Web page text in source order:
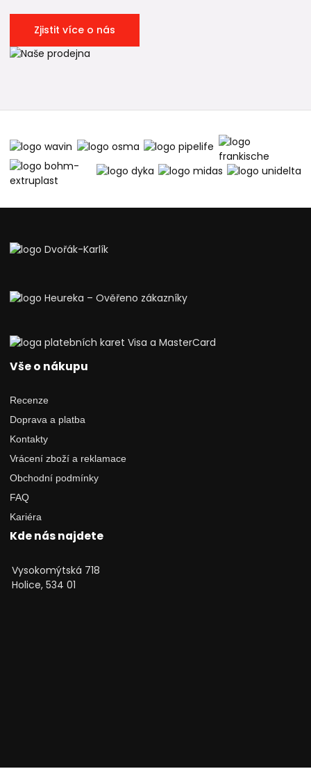
Zjistit více o nás
Vše o nákupu
Recenze
Doprava a platba
Kontakty
Vrácení zboží a reklamace
Obchodní podmínky
FAQ
Kariéra
Kde nás najdete
Vysokomýtská 718
Holice, 534 01